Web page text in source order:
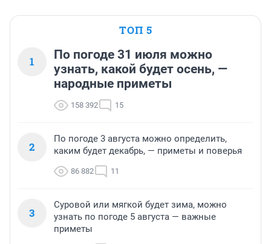
ТОП 5
1
По погоде 31 июля можно
узнать, какой будет осень, —
народные приметы
158 392 15
2
По погоде 3 августа можно определить,
каким будет декабрь, — приметы и поверья
86 882 11
3
Суровой или мягкой будет зима, можно
узнать по погоде 5 августа — важные
приметы